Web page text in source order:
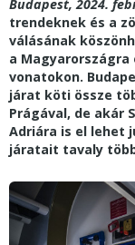
Budapest, 2024.
trendeknek és a
válásának
a
vonatokon.
járat köti össze
Prágával, de akár
Adriára is el lehet
járatait tavaly